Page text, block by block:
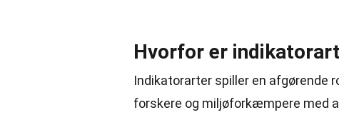
Hvorfor er
Indikatorarter spiller en afgørende
forskere og miljøforkæmpere med